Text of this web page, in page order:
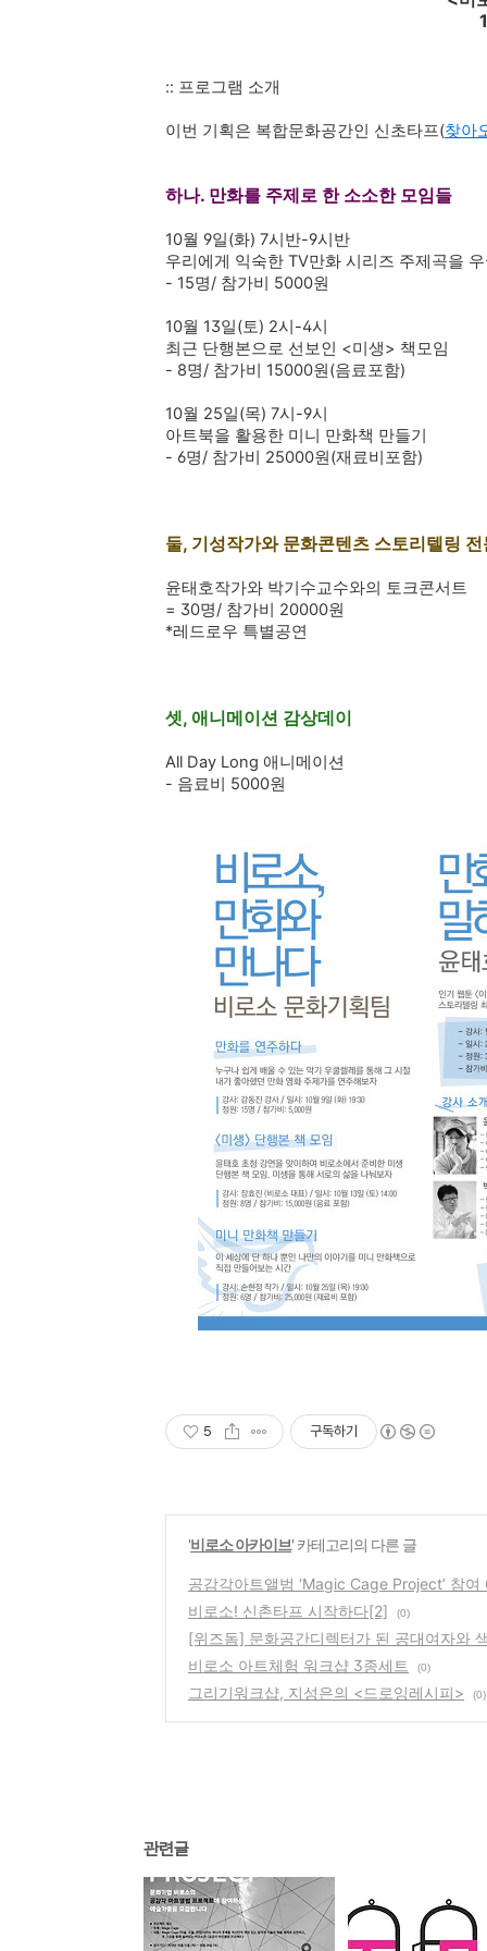
:: 프로그램 소개
이번 기획은 복합문화공간인 신초타프(찾아
하나. 만화를 주제로 한 소소한 모임들
10월 9일(화) 7시반-9시반
우리에게 익숙한 TV만화 시리즈 주제곡을
- 15명/ 참가비 5000원
10월 13일(토) 2시-4시
최근 단행본으로 선보인 <미생> 책모임
- 8명/ 참가비 15000원(음료포함)
10월 25일(목) 7시-9시
아트북을 활용한 미니 만화책 만들기
- 6명/ 참가비 25000원(재료비포함)
둘, 기성작가와 문화콘텐츠 스토리텔링
윤태호작가와 박기수교수와의 토크콘서트
= 30명/ 참가비 20000원
*레드로우 특별공연
셋, 애니메이션 감상데이
All Day Long 애니메이션
- 음료비 5000원
5 구독하기
'비로소 아카이브' 카테고리의 다른 글
공감각아트앨범 ‘Magic Cage Project’ 참여
비로소! 신촌타프 시작하다[2]
(0)
[위즈돔] 문화공간디렉터가 된 공대여자와
비로소 아트체험 워크샵 3종세트
(0)
그리기워크샵, 지성은의 <드로잉레시피> (0)
관련글